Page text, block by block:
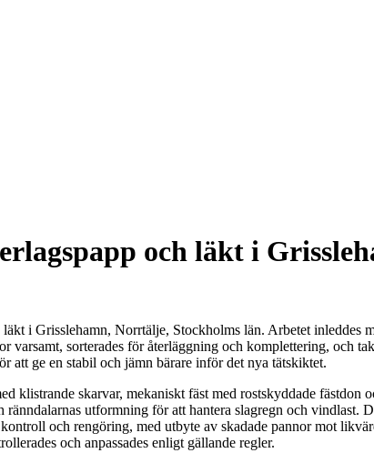
och läkt i
i Grisslehamn, Norrtälje, Stockholms län. Arbetet inleddes
varsamt, sorterades för återläggning och komplettering, och
att ge en stabil och jämn bärare inför det nya tätskiktet.
klistrande skarvar, mekaniskt fäst med rostskyddade
utformning för att hantera slagregn och vindlast.
och rengöring, med utbyte av skadade pannor mot
och anpassades enligt gällande regler.